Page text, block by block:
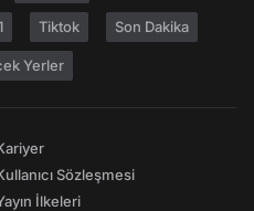
Tiktok Son Dakika
Yerler
Sözleşmesi
İlkeleri